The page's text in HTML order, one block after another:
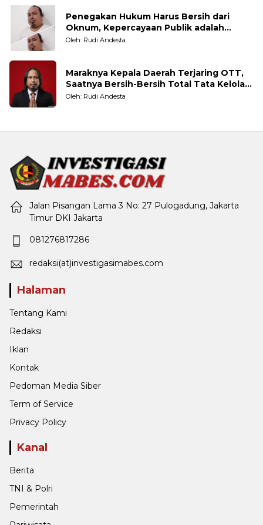
Penegakan Hukum Harus Bersih dari
Oknum, Kepercayaan Publik adalah
Taruhannya
Oleh: Rudi Andesta
Maraknya Kepala Daerah Terjaring OTT,
Saatnya Bersih-Bersih Total Tata Kelola
Pemerintahan
Oleh: Rudi Andesta
Jalan Pisangan Lama 3 No: 27 Pulogadung, Jakarta
Timur DKI Jakarta
081276817286
redaksi(at)investigasimabes.com
Halaman
Tentang Kami
Redaksi
Iklan
Kontak
Pedoman Media Siber
Term of Service
Privacy Policy
Kanal
Berita
TNI & Polri
Pemerintah